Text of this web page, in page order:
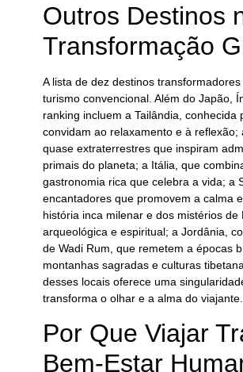
Outros Destinos
Transformação
A lista de dez destinos
turismo convencional. Além do Japão,
ranking incluem a Tailândia,
convidam ao relaxamento e à
quase extraterrestres que inspiram
primais do planeta; a Itália, que
gastronomia rica que celebra a vida; a
encantadores que promovem a calma
história inca milenar e dos mistérios
arqueológica e espiritual; a Jordânia,
de Wadi Rum, que remetem a épocas
montanhas sagradas e culturas
desses locais oferece uma
transforma o olhar e a alma do viajante.
Por Que Viajar
Bem-Estar